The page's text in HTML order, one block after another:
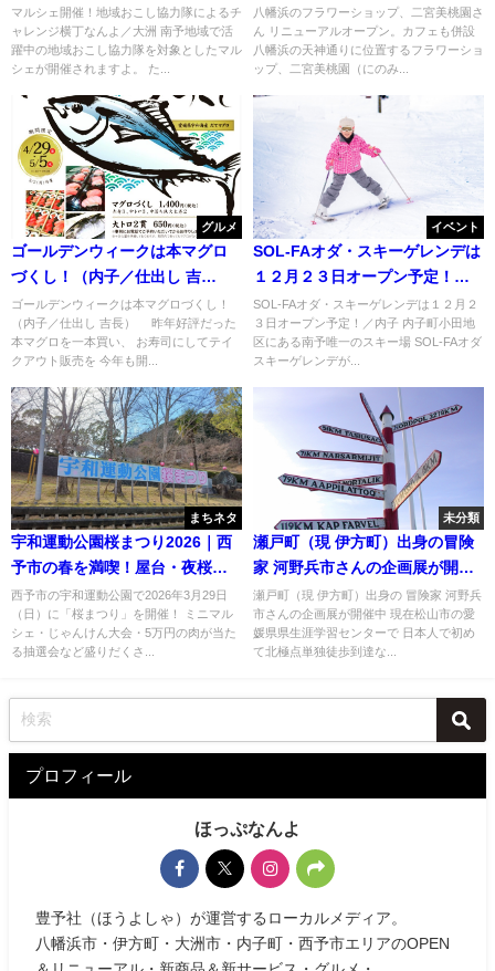
／大洲
マルシェ開催！地域おこし協力隊によるチ
ャレンジ横丁なんよ／大洲 南予地域で活
躍中の地域おこし協力隊を対象としたマル
シェが開催されますよ。 た...
プン。カフェも併設
八幡浜のフラワーショップ、二宮美桃園さ
ん リニューアルオープン。カフェも併設
八幡浜の天神通りに位置するフラワーショ
ップ、二宮美桃園（にのみ...
グルメ
ゴールデンウィークは本マグロ
づくし！（内子／仕出し 吉
長）
ゴールデンウィークは本マグロづくし！
（内子／仕出し 吉長） 昨年好評だった
本マグロを一本買い、 お寿司にしてテイ
クアウト販売を 今年も開...
イベント
SOL-FAオダ・スキーゲレンデは
１２月２３日オープン予定！／
内子
SOL-FAオダ・スキーゲレンデは１２月２
３日オープン予定！／内子 内子町小田地
区にある南予唯一のスキー場 SOL-FAオダ
スキーゲレンデが...
まちネタ
宇和運動公園桜まつり2026｜西
予市の春を満喫！屋台・夜桜・
子ども向け企画が勢ぞろい
西予市の宇和運動公園で2026年3月29日
（日）に「桜まつり」を開催！ ミニマル
シェ・じゃんけん大会・5万円の肉が当た
る抽選会など盛りだくさ...
未分類
瀬戸町（現 伊方町）出身の冒険
家 河野兵市さんの企画展が開催
中
瀬戸町（現 伊方町）出身の 冒険家 河野兵
市さんの企画展が開催中 現在松山市の愛
媛県県生涯学習センターで 日本人で初め
て北極点単独徒歩到達な...
プロフィール
ほっぷなんよ
豊予社（ほうよしゃ）が運営するローカルメディア。
八幡浜市・伊方町・大洲市・内子町・西予市エリアのOPEN